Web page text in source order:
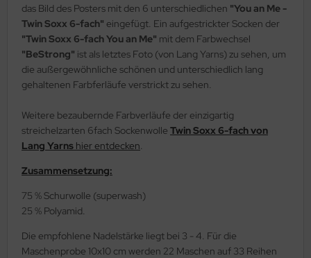
das Bild des Posters mit den 6 unterschiedlichen "You an Me -
Twin Soxx 6-fach" eingefügt. Ein aufgestrickter Socken der
"Twin Soxx 6-fach You an Me" mit dem Farbwechsel
"BeStrong" ist als letztes Foto (von Lang Yarns) zu sehen, um
die außergewöhnliche schönen und unterschiedlich lang
gehaltenen Farbferläufe verstrickt zu sehen.
Weitere bezaubernde Farbverläufe der einzigartig
streichelzarten 6fach Sockenwolle Twin Soxx 6-fach von
Lang Yarns hier entdecken.
Zusammensetzung:
75 % Schurwolle (superwash)
25 % Polyamid.
Die empfohlene Nadelstärke liegt bei 3 - 4. Für die
Maschenprobe 10x10 cm werden 22 Maschen auf 33 Reihen